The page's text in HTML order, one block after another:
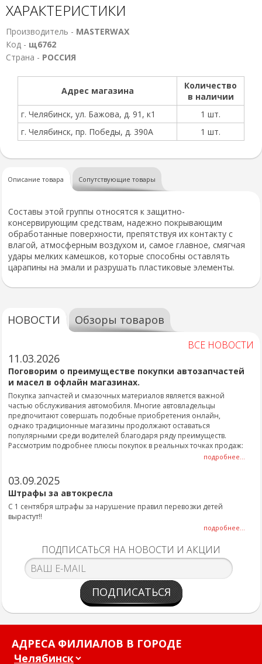
ХАРАКТЕРИСТИКИ
Производитель - MASTERWAX
Код - щ6762
Страна - РОССИЯ
Адрес магазина
Количество
в наличии
г. Челябинск, ул. Бажова, д. 91, к1
1 шт.
г. Челябинск, пр. Победы, д. 390А
1 шт.
Описание товара Сопутствующие товары
Составы этой группы относятся к защитно-
консервирующим средствам, надежно покрывающим
обработанные поверхности, препятствуя их контакту с
влагой, атмосферным воздухом и, самое главное, смягчая
удары мелких камешков, которые способны оставлять
царапины на эмали и разрушать пластиковые элементы.
НОВОСТИ Обзоры товаров
ВСЕ НОВОСТИ
11.03.2026
Поговорим о преимуществе покупки автозапчастей
и масел в офлайн магазинах.
Покупка запчастей и смазочных материалов является важной
частью обслуживания автомобиля. Многие автовладельцы
предпочитают совершать подобные приобретения онлайн,
однако традиционные магазины продолжают оставаться
популярными среди водителей благодаря ряду преимуществ.
Рассмотрим подробнее плюсы покупок в реальных точках продаж:
подробнее...
03.09.2025
Штрафы за автокресла
С 1 сентября штрафы за нарушение правил перевозки детей
вырастут!!
подробнее...
ПОДПИСАТЬСЯ НА НОВОСТИ И АКЦИИ
ПОДПИСАТЬСЯ
АДРЕСА ФИЛИАЛОВ В ГОРОДЕ